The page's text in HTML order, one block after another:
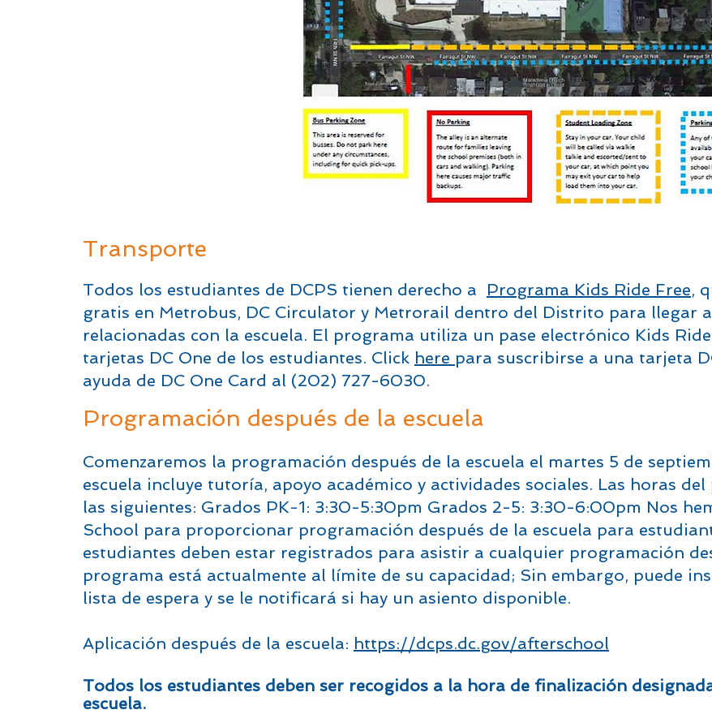
Transporte
Todos los estudiantes de DCPS tienen derecho a Programa Kids Ride Free,
gratis en Metrobus, DC Circulator y Metrorail dentro del Distrito para llegar a
relacionadas con la escuela. El programa utiliza un pase electrónico Kids
tarjetas DC One de los estudiantes. Click here para suscribirse a una tarjeta
ayuda de DC One Card al (202) 727-6030.
Programación después de la escuela
Comenzaremos la programación después de la escuela el martes 5 de
escuela incluye tutoría, apoyo académico y actividades sociales. Las horas
las siguientes: Grados PK-1: 3:30-5:30pm Grados 2-5: 3:30-6:00pm Nos
School para proporcionar programación después de la escuela para
estudiantes deben estar registrados para asistir a cualquier programación
programa está actualmente al límite de su capacidad; Sin embargo, puede
lista de espera y se le notificará si hay un asiento disponible.
Aplicación después de la escuela: https://dcps.dc.gov/afterschool
Todos los estudiantes deben ser recogidos a la hora de finalización
escuela.